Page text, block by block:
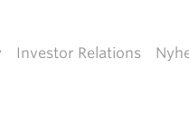
Investor Relations